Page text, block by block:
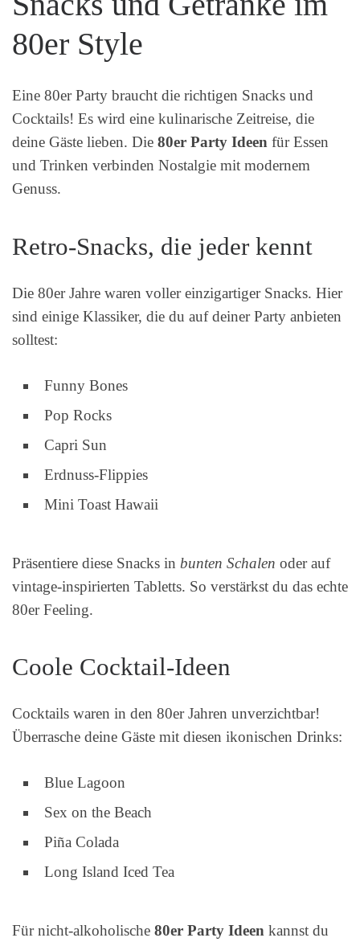
80er Style
Eine 80er Party braucht die richtigen Snacks und
Cocktails! Es wird eine kulinarische Zeitreise, die
deine Gäste lieben. Die 80er Party Ideen für Essen
und Trinken verbinden Nostalgie mit modernem
Genuss.
Retro-Snacks, die jeder kennt
Die 80er Jahre waren voller einzigartiger Snacks. Hier
sind einige Klassiker, die du auf deiner Party anbieten
solltest:
Funny Bones
Pop Rocks
Capri Sun
Erdnuss-Flippies
Mini Toast Hawaii
Präsentiere diese Snacks in bunten Schalen oder auf
vintage-inspirierten Tabletts. So verstärkst du das echte
80er Feeling.
Coole Cocktail-Ideen
Cocktails waren in den 80er Jahren unverzichtbar!
Überrasche deine Gäste mit diesen ikonischen Drinks:
Blue Lagoon
Sex on the Beach
Piña Colada
Long Island Iced Tea
Für nicht-alkoholische 80er Party Ideen kannst du